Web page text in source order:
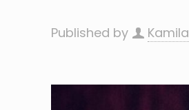
Published by Kamila